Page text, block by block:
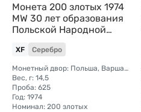
Монета 200 злотых 1974
MW 30 лет образования
Польской Народной
Республики Польша
XF Серебро
Монетный двор: Польша, Варшава
Вес, г: 14,5
Проба: 625
Год: 1974
Номинал: 200 злотых